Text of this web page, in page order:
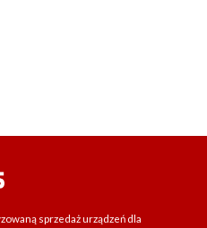
sprzedaż urządzeń dla